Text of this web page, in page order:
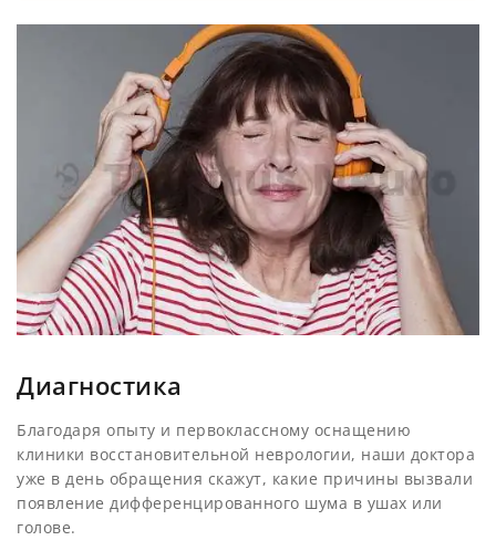
Диагностика
Благодаря опыту и первоклассному оснащению
клиники восстановительной неврологии, наши доктора
уже в день обращения скажут, какие причины вызвали
появление дифференцированного шума в ушах или
голове.